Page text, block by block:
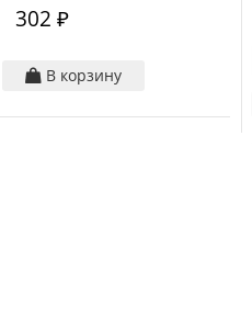
302 ₽
В корзину